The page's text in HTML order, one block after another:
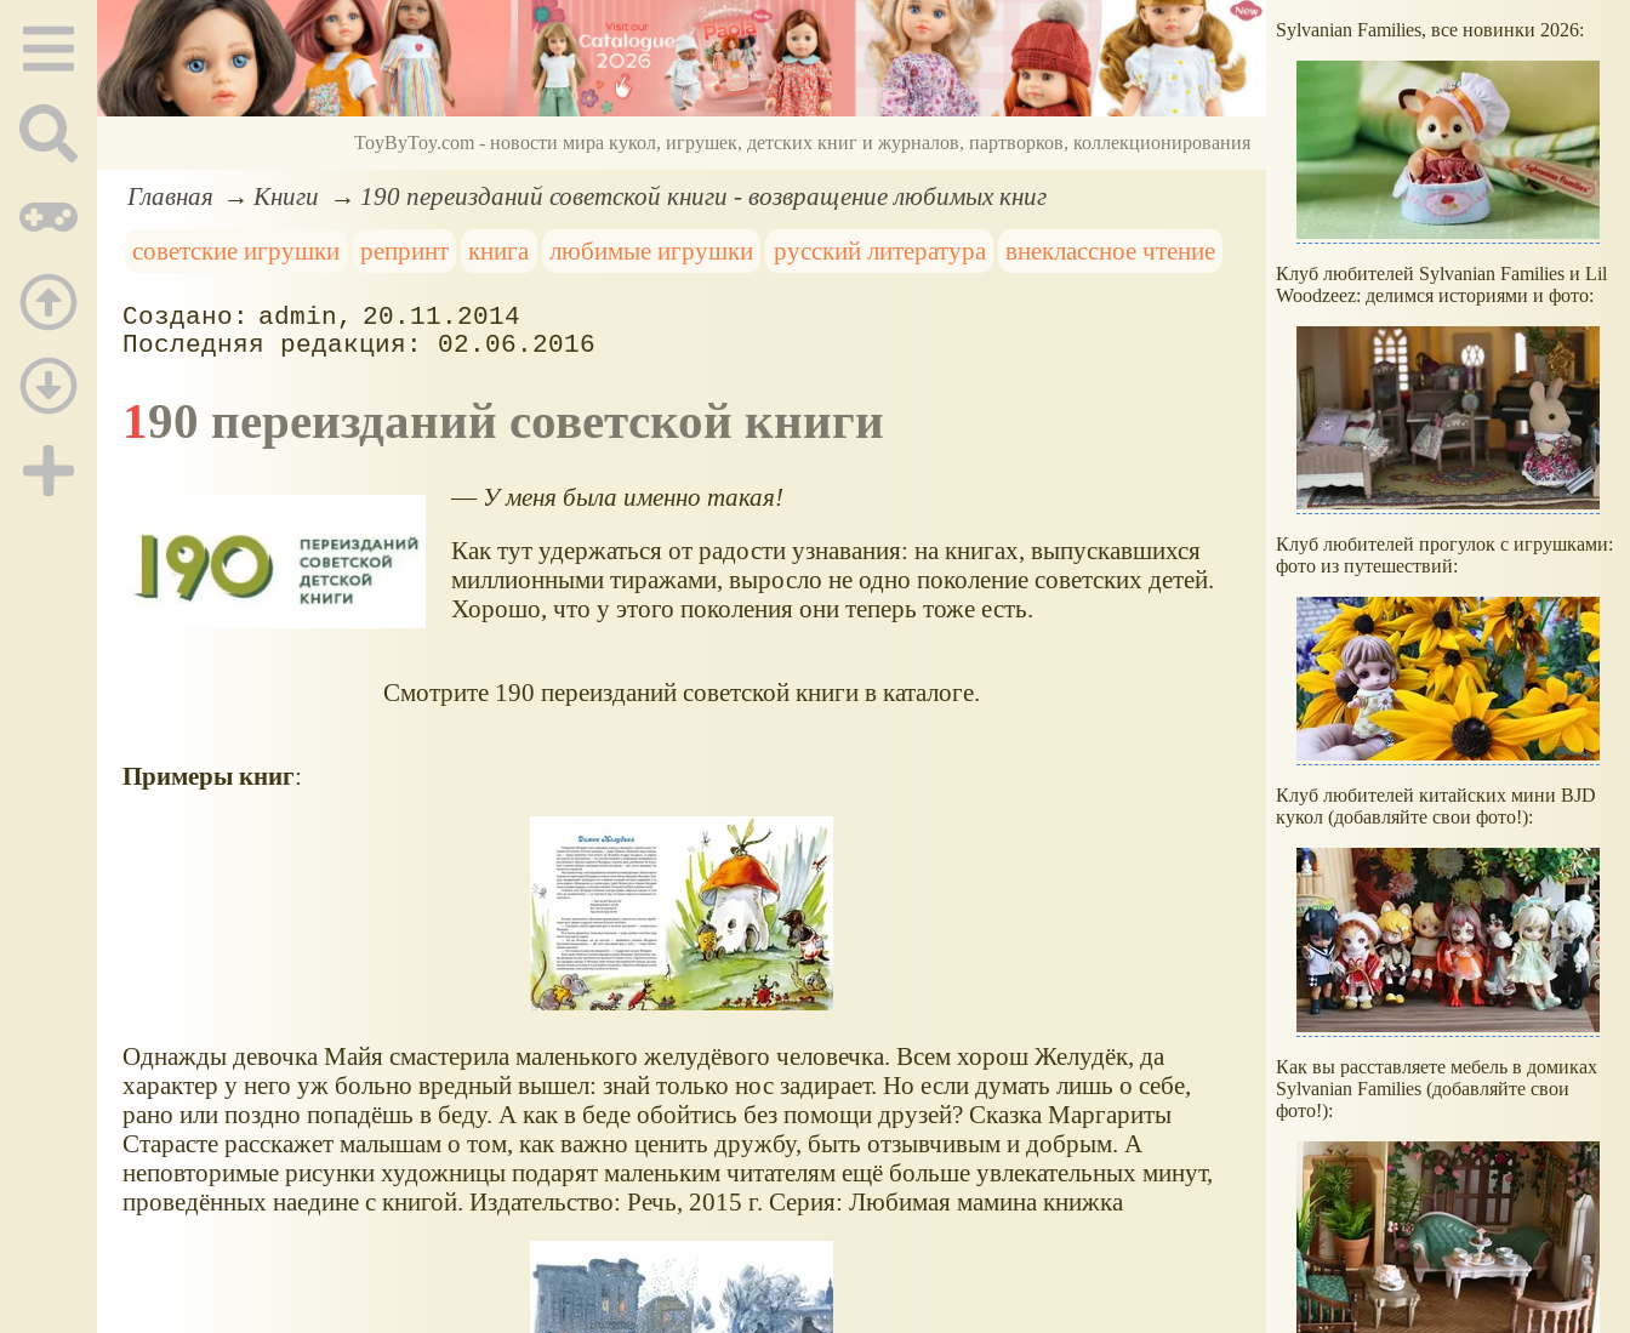
ToyByToy.com - новости мира кукол, игрушек, детских книг и журналов, партворков, коллекционирования
Главная Книги
190 переизданий советской книги - возвращение любимых книг
советские игрушки
репринт книга любимые игрушки русский литература внеклассное чтение
admin
20.11.2014
02.06.2016
190 переизданий советской книги
— У меня была именно такая!
Как тут удержаться от радости узнавания: на книгах, выпускавшихся
миллионными тиражами, выросло не одно поколение советских детей.
Хорошо, что у этого поколения они теперь тоже есть.
Смотрите 190 переизданий советской книги в каталоге.
Примеры книг:
Однажды девочка Майя смастерила маленького желудёвого человечка. Всем хорош Желудёк, да
характер у него уж больно вредный вышел: знай только нос задирает. Но если думать лишь о себе,
рано или поздно попадёшь в беду. А как в беде обойтись без помощи друзей? Сказка Маргариты
Старасте расскажет малышам о том, как важно ценить дружбу, быть отзывчивым и добрым. А
неповторимые рисунки художницы подарят маленьким читателям ещё больше увлекательных минут,
проведённых наедине с книгой. Издательство: Речь, 2015 г. Серия: Любимая мамина книжка
Sylvanian Families, все новинки 2026:
Клуб любителей Sylvanian Families и Lil
Woodzeez: делимся историями и фото:
Клуб любителей прогулок с игрушками:
фото из путешествий:
Клуб любителей китайских мини BJD
кукол (добавляйте свои фото!):
Как вы расставляете мебель в домиках
Sylvanian Families (добавляйте свои
фото!):